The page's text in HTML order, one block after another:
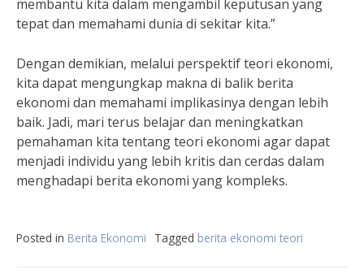
membantu kita dalam mengambil keputusan yang
tepat dan memahami dunia di sekitar kita.”
Dengan demikian, melalui perspektif teori ekonomi,
kita dapat mengungkap makna di balik berita
ekonomi dan memahami implikasinya dengan lebih
baik. Jadi, mari terus belajar dan meningkatkan
pemahaman kita tentang teori ekonomi agar dapat
menjadi individu yang lebih kritis dan cerdas dalam
menghadapi berita ekonomi yang kompleks.
Posted in Berita Ekonomi Tagged berita ekonomi teori